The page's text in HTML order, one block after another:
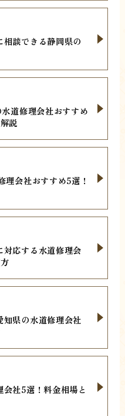
相談できる静岡県の
道修理会社おすすめ
説
理会社おすすめ5選！
応する水道修理会
県の水道修理会社
社5選！料金相場と